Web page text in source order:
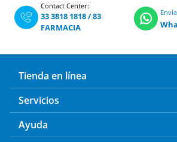
Contact Center:
33 3818 1818/83
FARMACIA
Tienda en línea
Servicios
Ayuda